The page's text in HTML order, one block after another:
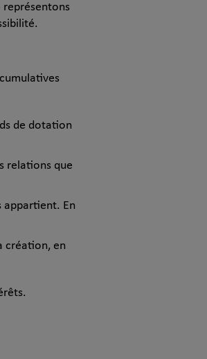
représentons
de dotation
relations que
appartient. En
création, en